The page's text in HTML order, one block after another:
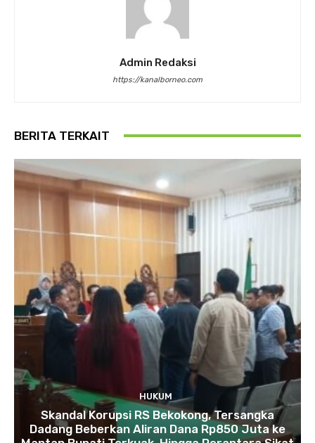
Admin Redaksi
https://kanalborneo.com
BERITA TERKAIT
HUKUM
Skandal Korupsi RS Bekokong, Tersangka
Dadang Beberkan Aliran Dana Rp850 Juta ke